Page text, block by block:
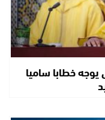
خطابا ساميا